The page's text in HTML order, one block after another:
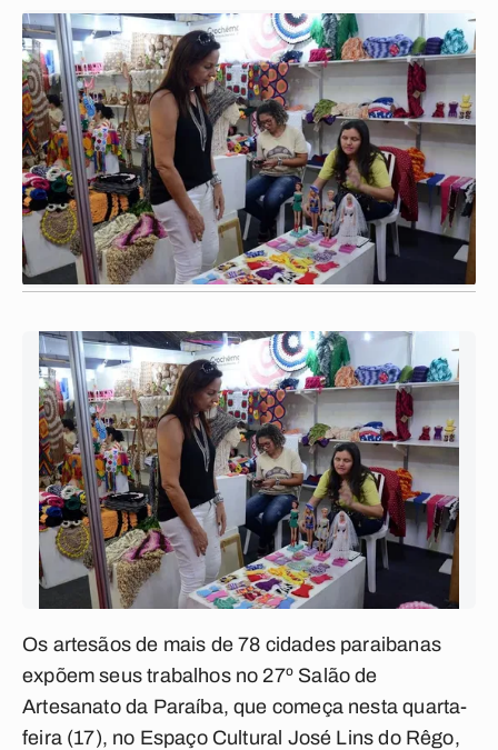
Os artesãos de mais de 78 cidades paraibanas
expõem seus trabalhos no 27º Salão de
Artesanato da Paraíba, que começa nesta quarta-
feira (17), no Espaço Cultural José Lins do Rêgo,